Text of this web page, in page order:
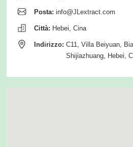
Posta: info@JLextract.com
Città: Hebei, Cina
Indirizzo: C11, Villa Beiyuan,
Shijiazhuang, Hebei,